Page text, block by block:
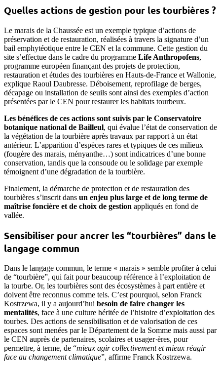
Quelles actions de gestion pour les tourbières ?
Le marais de la Chaussée est un exemple typique d’actions de
préservation et de restauration, réalisées à travers la signature d’un
bail emphytéotique entre le CEN et la commune. Cette gestion du
site s’effectue dans le cadre du programme Life Anthropofens,
programme européen finançant des projets de protection,
restauration et études des tourbières en Hauts-de-France et Wallonie,
explique Raoul Daubresse. Déboisement, reprofilage de berges,
décapage ou installation de seuils sont ainsi des exemples d’action
présentées par le CEN pour restaurer les habitats tourbeux.
Les bénéfices de ces actions sont suivis par le Conservatoire
botanique national de Bailleul, qui évalue l’état de conservation de
la végétation de la tourbière après travaux par rapport à un état
antérieur. L’apparition d’espèces rares et typiques de ces milieux
(fougère des marais, ményanthe…) sont indicatrices d’une bonne
conservation, tandis que la consoude ou le solidage par exemple
témoignent d’une dégradation de la tourbière.
Finalement, la démarche de protection et de restauration des
tourbières s’inscrit dans un enjeu plus large et de long terme de
maîtrise foncière et de choix de gestion appliqués en fond de
vallée.
Sensibiliser pour ancrer les “tourbières” dans le
langage commun
Dans le langage commun, le terme « marais » semble profiter à celui
de “tourbière”, qui fait pour beaucoup référence à l’exploitation de
la tourbe. Or, les tourbières sont des écosystèmes à part entière et
doivent être reconnus comme tels. C’est pourquoi, selon Franck
Kostrzewa, il y a aujourd’hui besoin de faire changer les
mentalités, face à une culture héritée de l’histoire d’exploitation des
tourbes. Des actions de sensibilisation et de valorisation de ces
espaces sont menées par le Département de la Somme mais aussi par
le CEN auprès de partenaires, scolaires et usager·ères, pour
permettre, à terme, de “mieux agir collectivement et mieux réagir
face au changement climatique”, affirme Franck Kostrzewa.